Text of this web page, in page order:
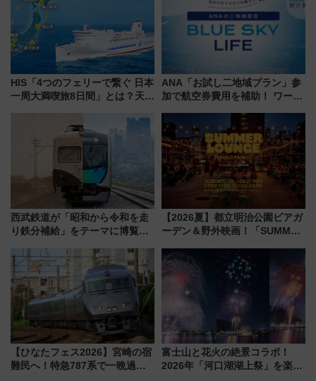
HIS「4つのフェリーで繋ぐ 日本
一周大満喫旅8日間」とは？天橋
の絶景＆限定グルメを網羅！煩
雑な手続きも不要でお手軽に楽
しめるプランが登場
ANA「お試し二地域プラン」参
加で航空券費用を補助！ ワーケ
治体は？ 2026年は対象のエリア
が拡大！
西武鉄道が「昭和から令和を走
り鉄分補給」をテーマに博覧会
14日から 新車両「トキイロ」体
験ブースも アクセスや申込方法
を解説
【2026夏】都立明治公園ビアガ
ーデン＆野外映画！「SUMMER
ケジュール 夜風とビール、映画
を満喫！
【ひなたフェス2026】宮崎の宿
難民へ！特急787系で一晩過ご
富士山と花火の絶景コラボ！
2026年「河口湖湖上祭」を楽し